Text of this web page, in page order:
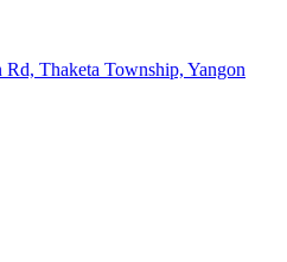
Thaketa Township, Yangon